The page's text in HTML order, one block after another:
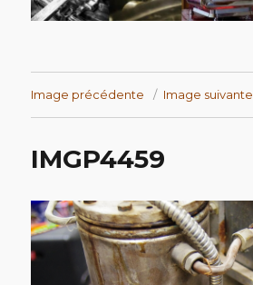
Image précédente Image suivante
IMGP4459